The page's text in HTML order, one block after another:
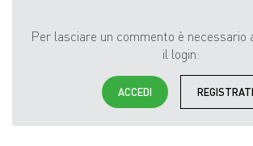
Per lasciare un commento è necessario
il login:
ACCEDI REGISTRATI